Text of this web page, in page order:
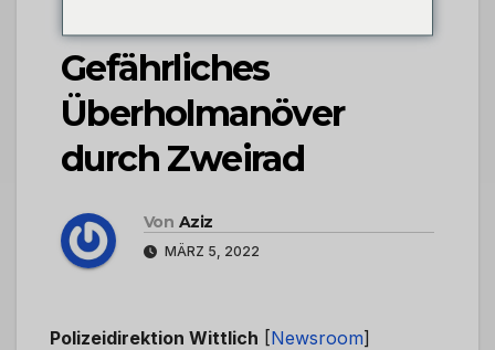
POL-PDWIL:
Gefährliches
Überholmanöver
durch Zweirad
Von Aziz
MÄRZ 5, 2022
Polizeidirektion Wittlich [Newsroom]